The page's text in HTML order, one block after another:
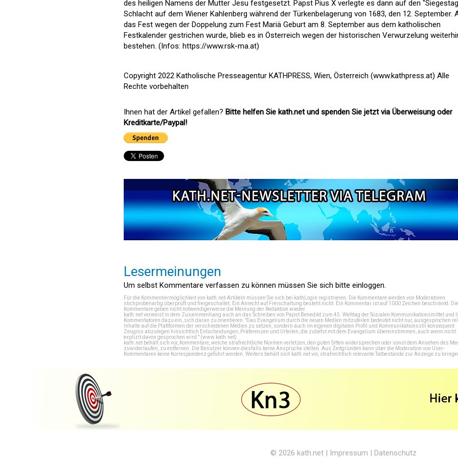
des heiligen Namens der Mutter Jesu festgesetzt. Papst Pius X verlegte es dann auf den
Schlacht auf dem Wiener Kahlenberg während der Türkenbelagerung von 1683, den 12. September.
das Fest wegen der Doppelung zum Fest Mariä Geburt am 8. September aus dem katholischen
Festkalender gestrichen wurde, blieb es in Österreich wegen der historischen Verwurzelung
bestehen. (Infos: https://www.rsk-ma.at)
Copyright 2022 Katholische Presseagentur KATHPRESS, Wien, Österreich (www.kathpress.at) Alle
Rechte vorbehalten
Ihnen hat der Artikel gefallen? Bitte helfen Sie kath.net und spenden Sie jetzt via Überweisung oder
Kreditkarte/Paypal!
Lesermeinungen
Um selbst Kommentare verfassen zu können müssen Sie sich bitte einloggen.
Für die Kommentiermöglichkeit von kath.net-Artikeln müssen Sie sich bei kathLogin registrieren . Die Kommentare werden von Moderatoren
stichprobenartig überprüft und freigeschaltet. Ein Anrecht auf Freischaltung besteht nicht. Ein Kommentar ist auf 1000 Zeichen beschränkt. Die
Kommentare geben nicht notwendigerweise die Meinung der Redaktion wieder.
kath.net verweist in dem Zusammenhang auch an das Schreiben von Papst Benedikt zum 45. Welttag der Sozialen Kommunikationsmittel und
Kommentatoren dazu ein, sich daran zu orientieren: "Das Evangelium durch die neuen Medien mitzuteilen bedeutet nicht nur, ausgesprochen
Inhalte auf die Plattformen der verschiedenen Medien zu setzen, sondern auch im eigenen digitalen Profil und Kommunikationsstil konsequent
Zeugnis abzulegen hinsichtlich Entscheidungen, Präferenzen und Urteilen, die zutiefst mit dem Evangelium übereinstimmen, auch wenn nicht
explizit davon gesprochen wird." (www.kath.net)
kath.net behält sich vor, Kommentare, welche strafrechtliche Normen verletzen, den guten Sitten widersprechen oder sonst dem Ansehen des
zuwiderlaufen, zu entfernen. Die Benutzer können diesfalls keine Ansprüche stellen. Aus Zeitgründen kann über die Moderation von User-
Kommentaren keine Korrespondenz geführt werden. Weiters behält sich kath.net vor, strafrechtlich relevante Tatbestände zur Anzeige zu
© 2026 kath.net | Impressum | Datenschutz